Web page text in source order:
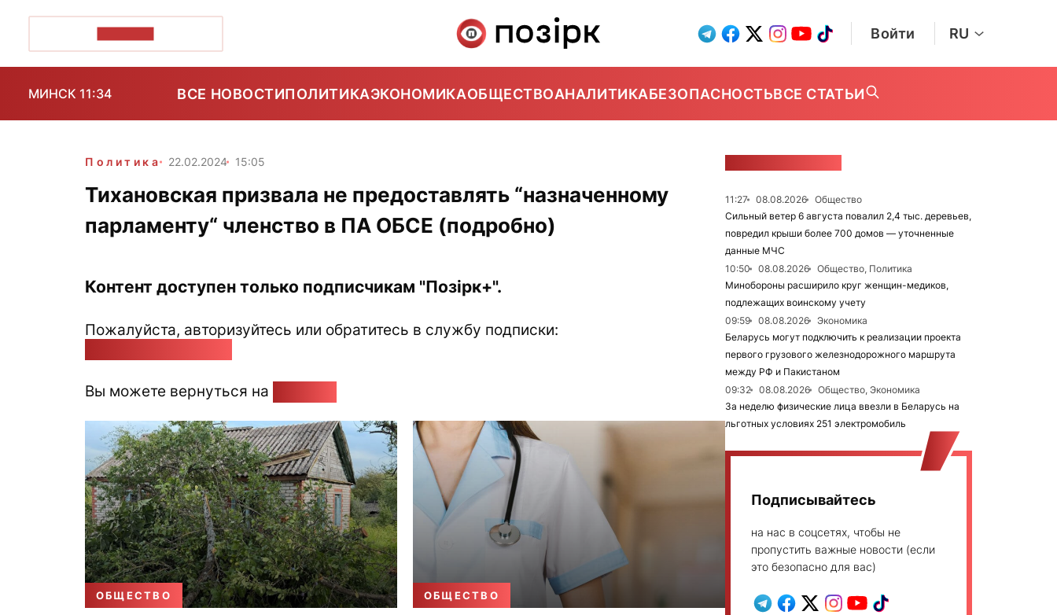
Войти RU
МИНСК 11:34 ВСЕ НОВОСТИПОЛИТИКАЭКОНОМИКАОБЩЕСТВОАНАЛИТИКАБЕЗОПАСНОСТЬВСЕ СТАТЬИ
Политика 22.02.2024 15:05
Тихановская призвала не предоставлять “назначенному
парламенту“ членство в ПА ОБСЕ (подробно)
Контент доступен только подписчикам "Позірк+".
Пожалуйста, авторизуйтесь или обратитесь в службу подписки:
Вы можете вернуться на
ОБЩЕСТВО ОБЩЕСТВО
11:27 08.08.2026
Общество
Сильный ветер 6 августа повалил 2,4 тыс. деревьев,
повредил крыши более 700 домов — уточненные
данные МЧС
10:50
08.08.2026
Общество, Политика
Минобороны расширило круг женщин-медиков,
подлежащих воинскому учету
09:59
08.08.2026
Экономика
Беларусь могут подключить к реализации проекта
первого грузового железнодорожного маршрута
между РФ и Пакистаном
09:32
08.08.2026
Общество, Экономика
За неделю физические лица ввезли в Беларусь на
льготных условиях 251 электромобиль
Подписывайтесь
на нас в соцсетях, чтобы не
пропустить важные новости (если
это безопасно для вас)